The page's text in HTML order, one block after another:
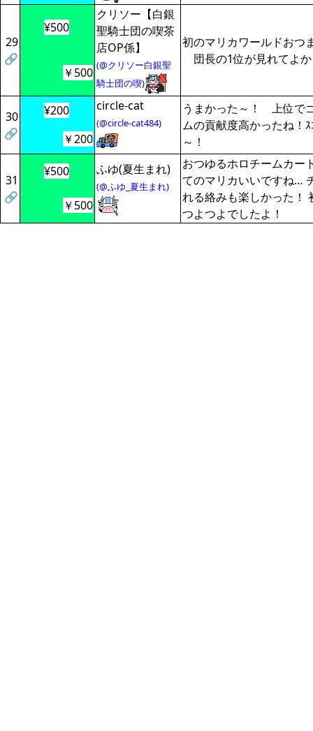
29
🔗
¥500
クリソー【白銀
聖騎士団の喫茶
店OP係】
(@クリソー白銀聖
騎士団の喫)
初のマリカワールドおつ
団長の1位が見れてよ
￥500
30
🔗
¥200 circle-cat
(@circle-cat484)
うまかった～！ 上位で
ムの貢献度高かったね
～！
￥200
31
🔗
¥500 ふゆ(夏生まれ)
(@ふゆ_夏生まれ)
おつゆるホロチームカー
てのマリカいいですね…
れる絡みも楽しかった！
つよつよでしたよ！
￥500